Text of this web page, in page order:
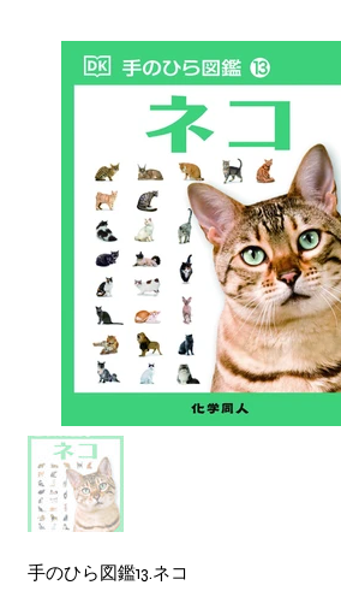
手のひら図鑑13.ネコ